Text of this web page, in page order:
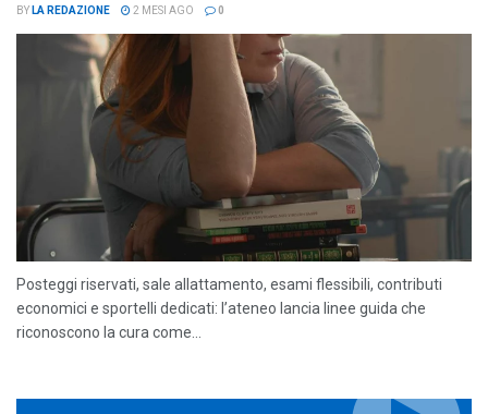
BY LA REDAZIONE 2 MESI AGO 0
Posteggi riservati, sale allattamento, esami flessibili, contributi
economici e sportelli dedicati: l’ateneo lancia linee guida che
riconoscono la cura come...